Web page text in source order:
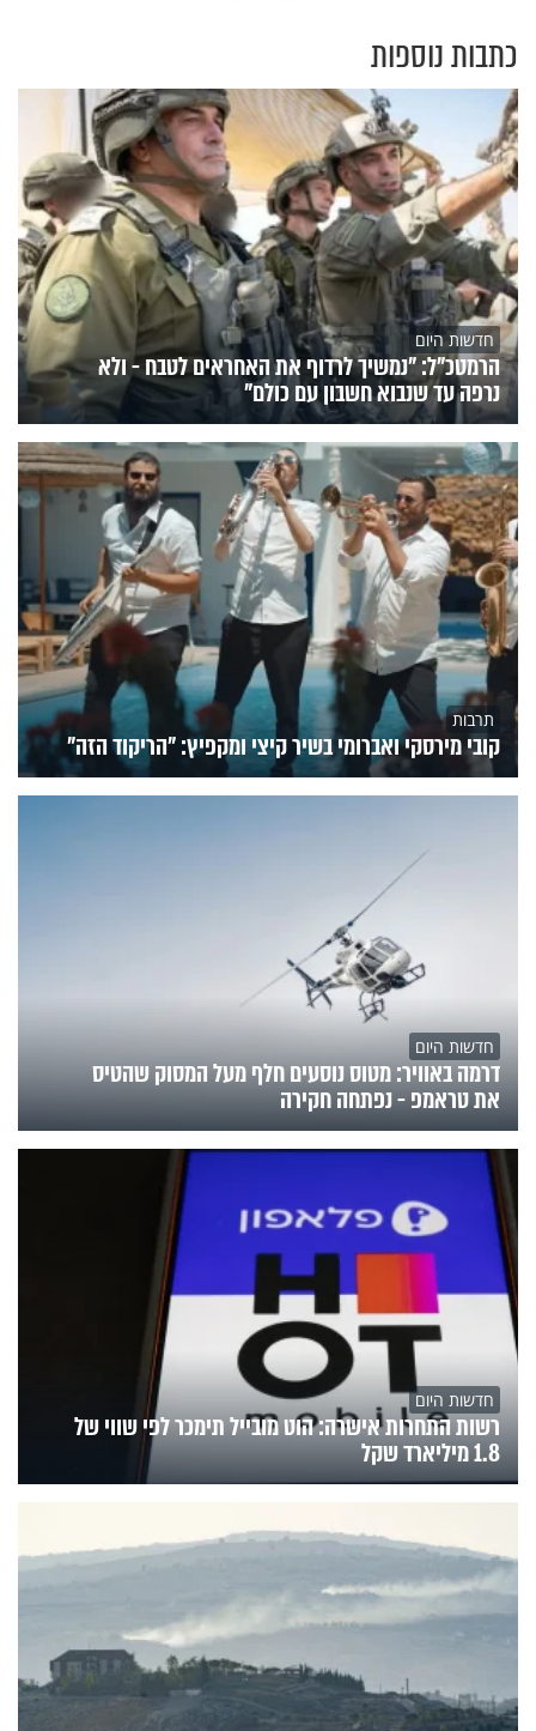
כתבות נוספות
חדשות היום
הרמטכ"ל: "נמשיך לרדוף את האחראים לטבח - ולא
נרפה עד שנבוא חשבון עם כולם"
תרבות
קובי מירסקי ואברומי בשיר קיצי ומקפיץ: "הריקוד הזה"
חדשות היום
דרמה באוויר: מטוס נוסעים חלף מעל המסוק שהטיס
את טראמפ - נפתחה חקירה
חדשות היום
רשות התחרות אישרה: הוט מובייל תימכר לפי שווי של
1.8 מיליארד שקל